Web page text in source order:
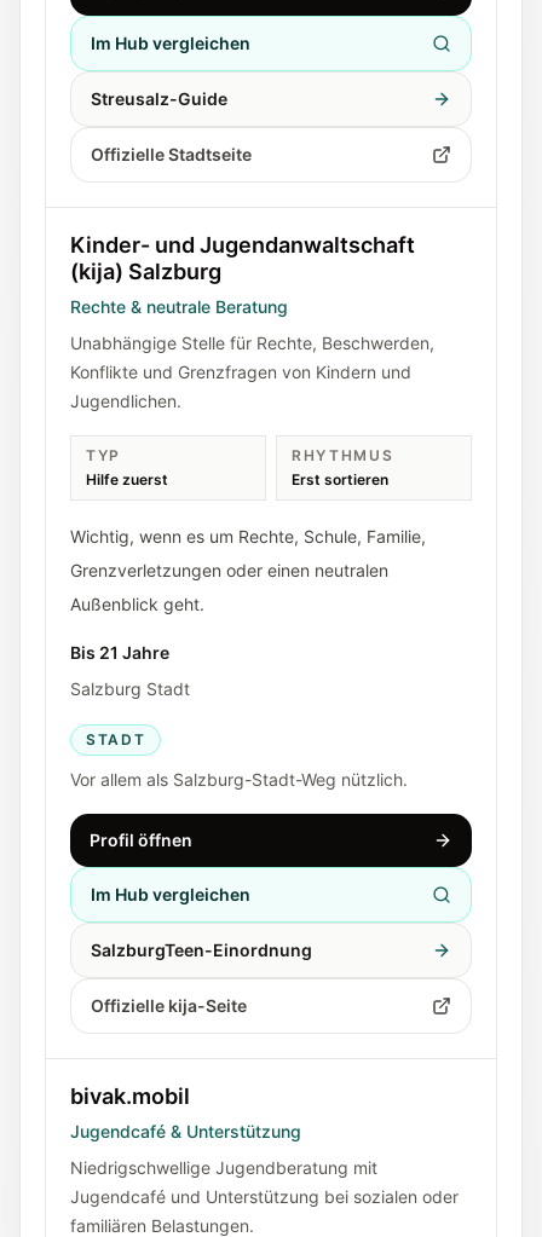
Im Hub vergleichen
Streusalz-Guide
Offizielle Stadtseite
Kinder- und Jugendanwaltschaft
(kija) Salzburg
Rechte & neutrale Beratung
Unabhängige Stelle für Rechte, Beschwerden,
Konflikte und Grenzfragen von Kindern und
Jugendlichen.
TYP
Hilfe zuerst
RHYTHMUS
Erst sortieren
Wichtig, wenn es um Rechte, Schule, Familie,
Grenzverletzungen oder einen neutralen
Außenblick geht.
Bis 21 Jahre
Salzburg Stadt
STADT
Vor allem als Salzburg-Stadt-Weg nützlich.
Profil öffnen
Im Hub vergleichen
SalzburgTeen-Einordnung
Offizielle kija-Seite
bivak.mobil
Jugendcafé & Unterstützung
Niedrigschwellige Jugendberatung mit
Jugendcafé und Unterstützung bei sozialen oder
familiären Belastungen.